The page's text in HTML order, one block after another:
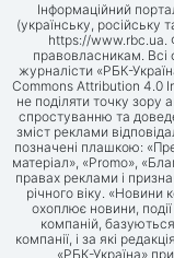
Інформаційний
(українську, російську
https://www.rbc.ua.
правовласникам. Всі
журналісти «РБК-
Commons Attribution 4.0
не поділяти точку зору
спростуванню та
зміст реклами
позначені плашкою:
матеріал», «Promo»,
правах реклами і
річного віку. «Новини
охоплює новини,
компаній,
компанії, і за які
«РБК-Україна»